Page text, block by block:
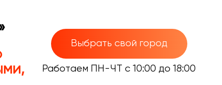
Выбрать свой город
Работаем ПН-ЧТ с 10:00 до 18:00